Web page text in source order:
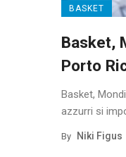
BASKET
Basket,
Porto
Basket,
azzurri si
By Niki Figus